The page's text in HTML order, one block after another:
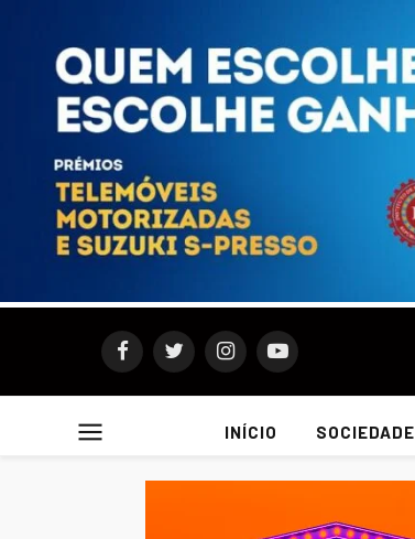
FacebookTwitterInstagramYouTube
INÍCIO SOCIEDADE